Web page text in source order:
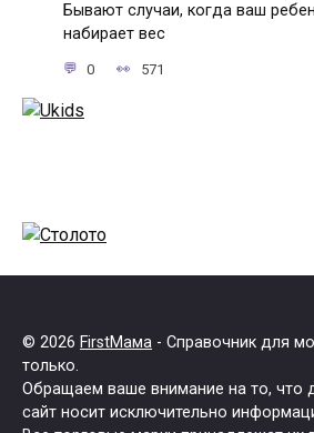
Бывают случаи, когда ваш
набирает вес
0 571
© 2026 FirstМама - Справочник для
только.
Обращаем ваше внимание на то, что
сайт носит исключительно